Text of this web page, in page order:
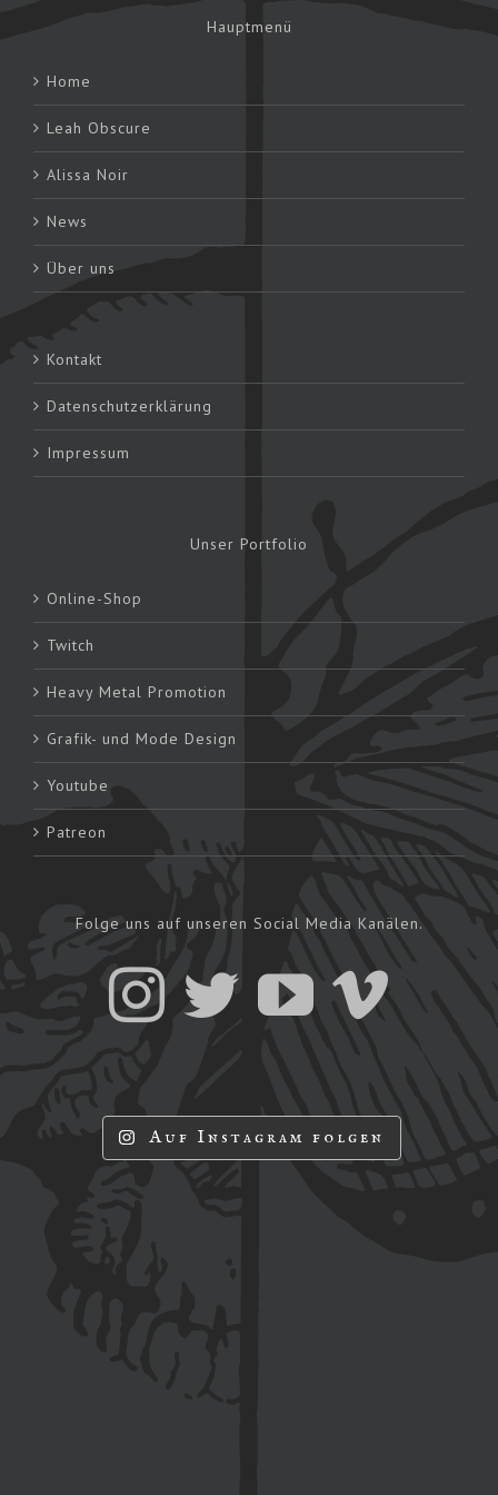
Hauptmenü
Home
Leah Obscure
Alissa Noir
News
Über uns
Kontakt
Datenschutzerklärung
Impressum
Unser Portfolio
Online-Shop
Twitch
Heavy Metal Promotion
Grafik- und Mode Design
Youtube
Patreon
Folge uns auf unseren Social Media Kanälen.
Auf Instagram folgen